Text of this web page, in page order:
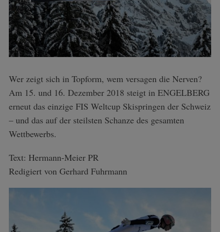
Wer zeigt sich in Topform, wem versagen die Nerven?
Am 15. und 16. Dezember 2018 steigt in ENGELBERG
erneut das einzige FIS Weltcup Skispringen der Schweiz
– und das auf der steilsten Schanze des gesamten
Wettbewerbs.
Text: Hermann-Meier PR
Redigiert von Gerhard Fuhrmann